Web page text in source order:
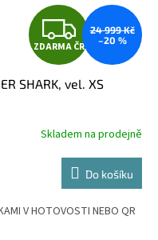
Z
D
A
R
M
A
ZDARMA ČR
24 999 Kč
–20 %
SHARK, vel. XS
Skladem na prodejně
Do košíku
V HOTOVOSTI NEBO QR